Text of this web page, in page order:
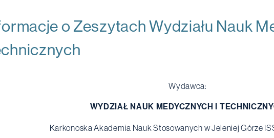
o Zeszytach Wydziału Nauk
Wydawca:
WYDZIAŁ NAUK MEDYCZNYCH I
Karkonoska Akademia Nauk Stosowanych w Jeleniej Górze